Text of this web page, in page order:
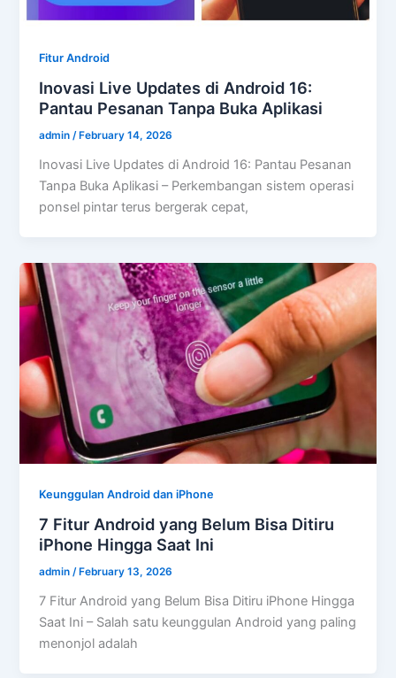
Fitur Android
Inovasi Live Updates di Android 16:
Pantau Pesanan Tanpa Buka Aplikasi
admin/ February 14, 2026
Inovasi Live Updates di Android 16: Pantau Pesanan
Tanpa Buka Aplikasi – Perkembangan sistem operasi
ponsel pintar terus bergerak cepat,
Keunggulan Android dan iPhone
7 Fitur Android yang Belum Bisa Ditiru
iPhone Hingga Saat Ini
admin/ February 13, 2026
7 Fitur Android yang Belum Bisa Ditiru iPhone Hingga
Saat Ini – Salah satu keunggulan Android yang paling
menonjol adalah